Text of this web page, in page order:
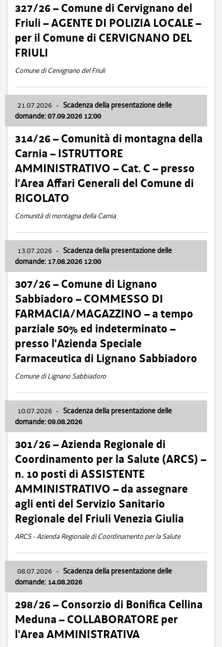
327/26 – Comune di Cervignano del
Friuli – AGENTE DI POLIZIA LOCALE –
per il Comune di CERVIGNANO DEL
FRIULI
Comune di Cervignano del Friuli
21.07.2026 - Scadenza della presentazione delle
domande: 07.09.2026 12:00
314/26 – Comunità di montagna della
Carnia – ISTRUTTORE
AMMINISTRATIVO – Cat. C – presso
l’Area Affari Generali del Comune di
RIGOLATO
Comunità di montagna della Carnia
13.07.2026 - Scadenza della presentazione delle
domande: 17.08.2026 12:00
307/26 – Comune di Lignano
Sabbiadoro – COMMESSO DI
FARMACIA/MAGAZZINO – a tempo
parziale 50% ed indeterminato –
presso l’Azienda Speciale
Farmaceutica di Lignano Sabbiadoro
Comune di Lignano Sabbiadoro
10.07.2026 - Scadenza della presentazione delle
domande: 09.08.2026
301/26 – Azienda Regionale di
Coordinamento per la Salute (ARCS) –
n. 10 posti di ASSISTENTE
AMMINISTRATIVO – da assegnare
agli enti del Servizio Sanitario
Regionale del Friuli Venezia Giulia
ARCS - Azienda Regionale di Coordinamento per la Salute
08.07.2026 - Scadenza della presentazione delle
domande: 14.08.2026
298/26 – Consorzio di Bonifica Cellina
Meduna – COLLABORATORE per
l'Area AMMINISTRATIVA